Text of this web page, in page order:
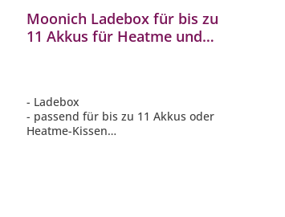
Moonich Ladebox für bis zu
11 Akkus für Heatme und
- Ladebox
- passend für bis zu 11 Akkus oder
Heatme-Kissen